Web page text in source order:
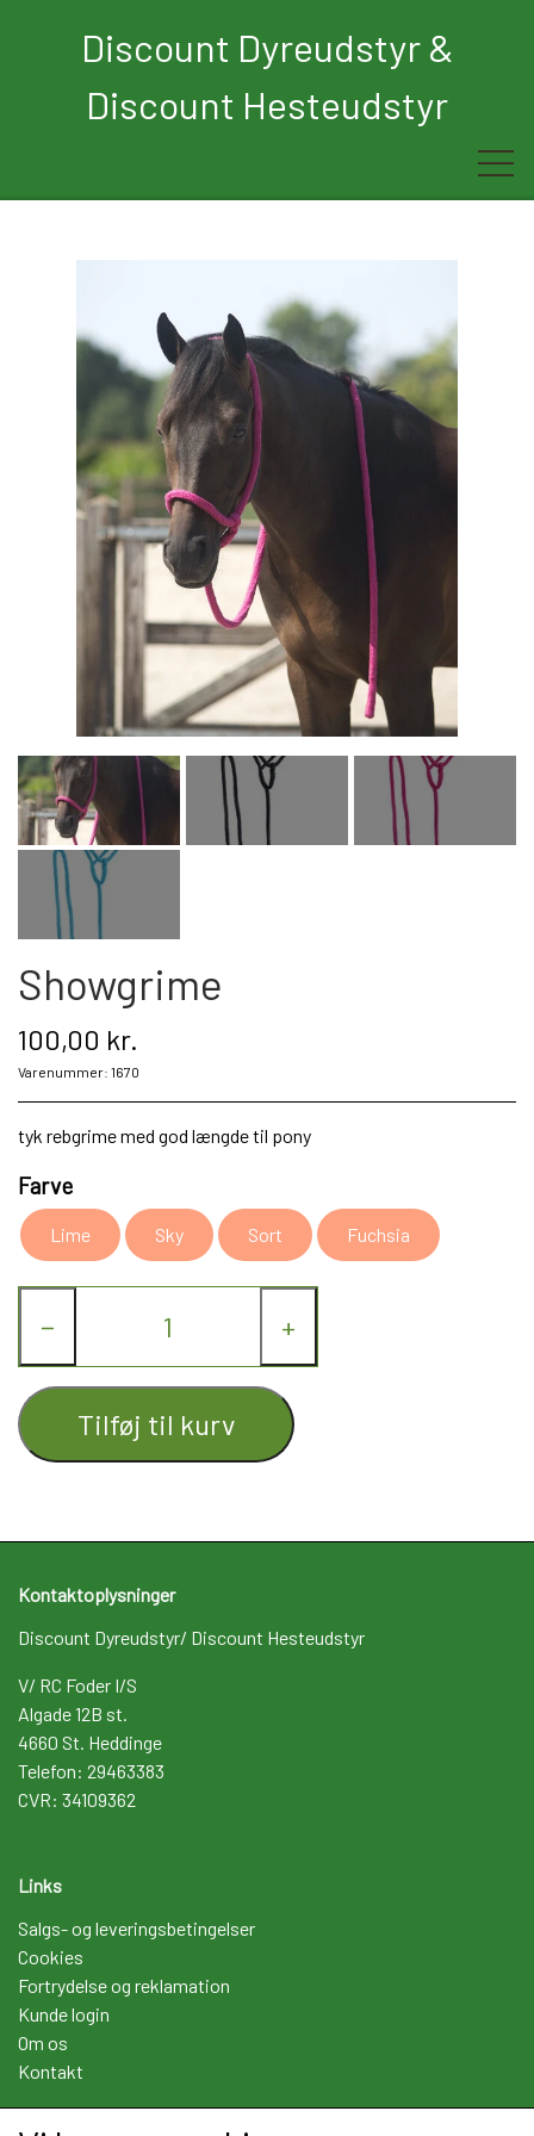
Discount Dyreudstyr &
Discount Hesteudstyr
Rytter
Hest
Børn
Hund
Kat
Nyhed
Gavekort
Retur
Om os
Showgrime
100,00 kr.
Varenummer: 1670
tyk rebgrime med god længde til pony
Farve
Lime Sky Sort Fuchsia
− +
Tilføj til kurv
Kontaktoplysninger
Discount Dyreudstyr/ Discount Hesteudstyr
V/ RC Foder I/S
Algade 12B st.
4660 St. Heddinge
Telefon: 29463383
CVR: 34109362
Links
Salgs- og leveringsbetingelser
Cookies
Fortrydelse og reklamation
Kunde login
Om os
Kontakt